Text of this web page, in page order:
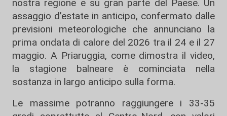
nostra regione e su gran parte del Paese. Un
assaggio d’estate in anticipo, confermato dalle
previsioni meteorologiche che annunciano la
prima ondata di calore del 2026 tra il 24 e il 27
maggio. A Priaruggia, come dimostra il video,
la stagione balneare è cominciata nella
sostanza in largo anticipo sulla forma.
Le massime potranno raggiungere i 33-35